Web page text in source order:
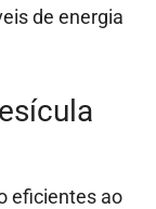
de energia
eficientes ao